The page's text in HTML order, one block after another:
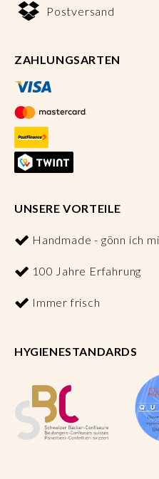
Postversand
ZAHLUNGSARTEN
UNSERE VORTEILE
Handmade - gönn ich
100 Jahre Erfahrung
Immer frisch
HYGIENESTANDARDS